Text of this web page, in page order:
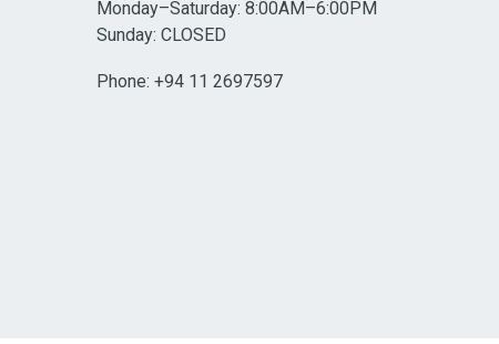
Monday–Saturday: 8:00AM–6:00PM
Sunday: CLOSED
Phone: +94 11 2697597